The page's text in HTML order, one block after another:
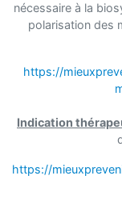
nécessaire à la
polarisation des
https://
Indication
https://